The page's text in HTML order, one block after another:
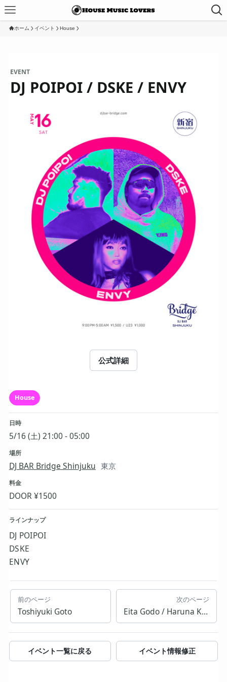
ホーム イベント House
EVENT
DJ POIPOI / DSKE / ENVY
公式詳細
House
日時
5/16 (土) 21:00 - 05:00
場所
DJ BAR Bridge Shinjuku 東京
料金
DOOR ¥1500
ラインナップ
DJ POIPOI
DSKE
ENVY
前のページ
Toshiyuki Goto
次のページ
Eita Godo / Haruna Kawatomi / The Library (Kairi Komoda, naovillan, ueue)
イベント一覧に戻る イベント情報修正